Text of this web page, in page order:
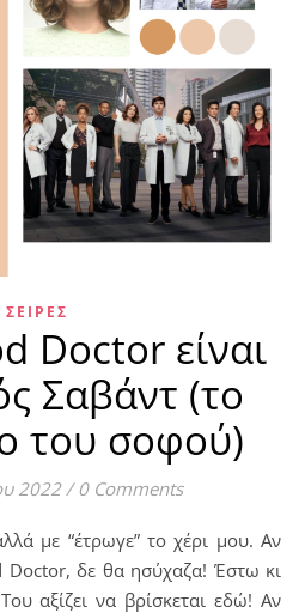
ΣΕΙΡΈΣ
Doctor είναι
Σαβάντ (το
του σοφού)
2022 / 0 Comments
Doctor, δε θα ησύχαζα! Έστω κι
αξίζει να βρίσκεται εδώ! Αν